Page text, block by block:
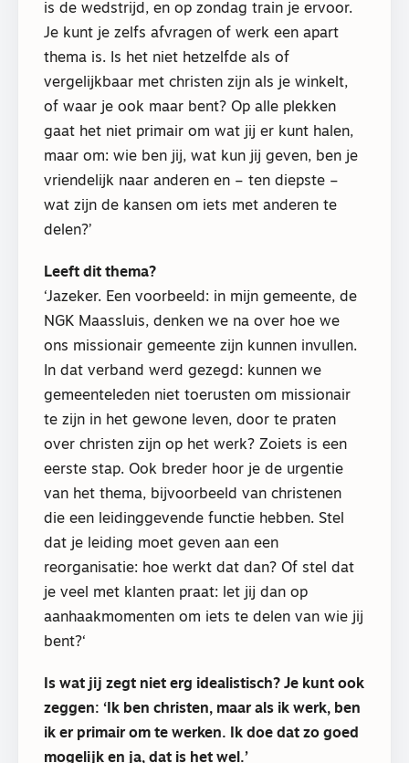
is de wedstrijd, en op zondag train je ervoor.
Je kunt je zelfs afvragen of werk een apart
thema is. Is het niet hetzelfde als of
vergelijkbaar met christen zijn als je winkelt,
of waar je ook maar bent? Op alle plekken
gaat het niet primair om wat jij er kunt halen,
maar om: wie ben jij, wat kun jij geven, ben je
vriendelijk naar anderen en – ten diepste –
wat zijn de kansen om iets met anderen te
delen?’
Leeft dit thema?
‘Jazeker. Een voorbeeld: in mijn gemeente, de
NGK Maassluis, denken we na over hoe we
ons missionair gemeente zijn kunnen invullen.
In dat verband werd gezegd: kunnen we
gemeenteleden niet toerusten om missionair
te zijn in het gewone leven, door te praten
over christen zijn op het werk? Zoiets is een
eerste stap. Ook breder hoor je de urgentie
van het thema, bijvoorbeeld van christenen
die een leidinggevende functie hebben. Stel
dat je leiding moet geven aan een
reorganisatie: hoe werkt dat dan? Of stel dat
je veel met klanten praat: let jij dan op
aanhaakmomenten om iets te delen van wie jij
bent?‘
Is wat jij zegt niet erg idealistisch? Je kunt ook
zeggen: ‘Ik ben christen, maar als ik werk, ben
ik er primair om te werken. Ik doe dat zo goed
mogelijk en ja, dat is het wel.’